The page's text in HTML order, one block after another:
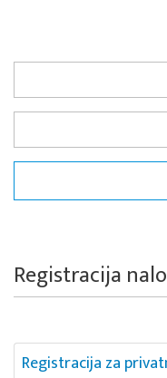
Registracija
Registracija za